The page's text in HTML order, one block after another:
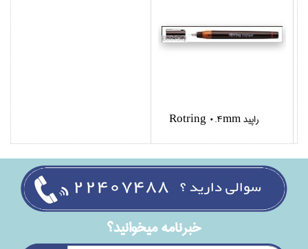
راپيد Rotring 0.4mm
خبرنامه ميخوانيد؟